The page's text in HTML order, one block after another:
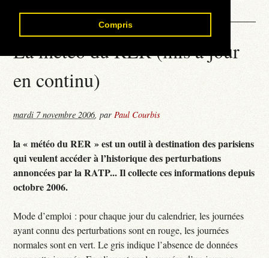
Compris
Contact
La météo du RER (mis à jour
en continu)
mardi 7 novembre 2006,parPaul Courbis
la « météo du RER » est un outil à destination des parisiens
qui veulent accéder à l’historique des perturbations
annoncées par la RATP... Il collecte ces informations depuis
octobre 2006.
Mode d’emploi : pour chaque jour du calendrier, les journées
ayant connu des perturbations sont en rouge, les journées
normales sont en vert. Le gris indique l’absence de données